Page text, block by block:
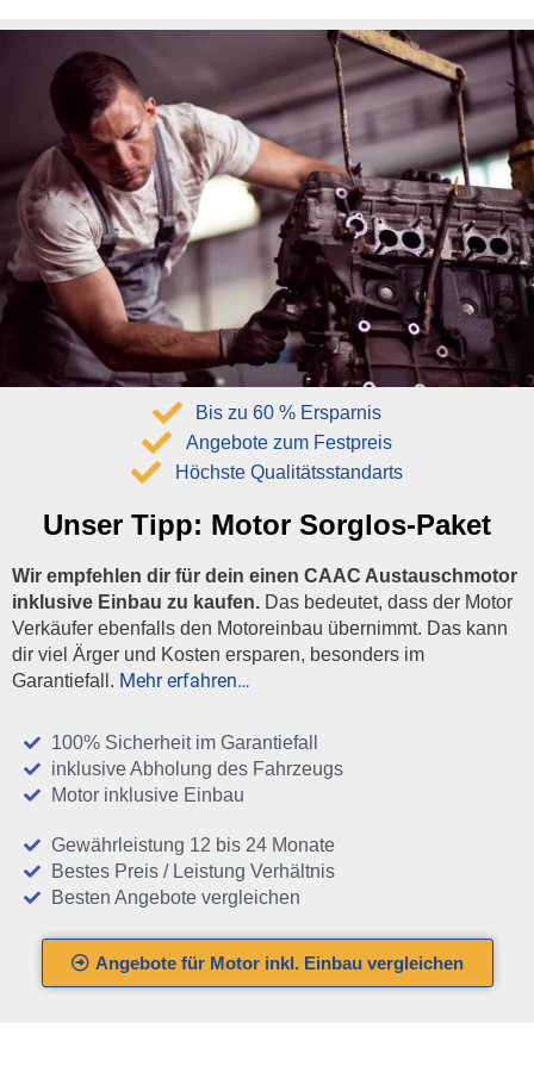
Unser Tipp: Motor Sorglos-Paket
Wir empfehlen dir für dein einen CAAC Austauschmotor
inklusive Einbau zu kaufen. Das bedeutet, dass der Motor
Verkäufer ebenfalls den Motoreinbau übernimmt. Das kann
dir viel Ärger und Kosten ersparen, besonders im
Garantiefall. Mehr erfahren…
100% Sicherheit im Garantiefall
inklusive Abholung des Fahrzeugs
Motor inklusive Einbau
Gewährleistung 12 bis 24 Monate
Bestes Preis / Leistung Verhältnis
Besten Angebote vergleichen
Angebote für Motor inkl. Einbau vergleichen
Bis zu 60 % Ersparnis
Angebote zum Festpreis
Höchste Qualitätsstandarts